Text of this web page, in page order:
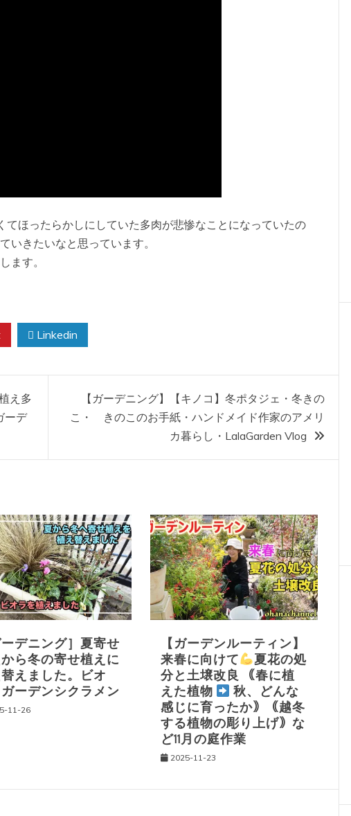
ほったらかしにしていた多肉が悲惨なことになっていたの
いきたいなと思っています。
ます。
Linkedin
え多
ーデ
【ガーデニング】【キノコ】冬ポタジェ・冬きの
こ・ きのこのお手紙・ハンドメイド作家のアメリ
カ暮らし・LalaGarden Vlog
ーデニング］夏寄せ
ら冬の寄せ植えに
えました。ビオ
ーデンシクラメン
11-26
【ガーデンルーティン】
来春に向けて
夏花の処
分と土壌改良 ｟春に植
えた植物
秋、どんな
感じに育ったか｠｟越冬
する植物の彫り上げ｠な
ど11月の庭作業
2025-11-23